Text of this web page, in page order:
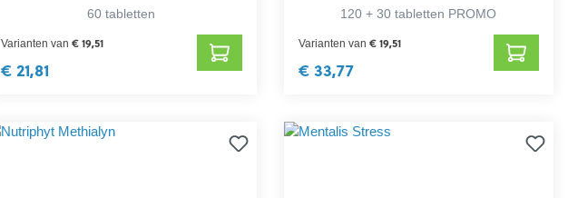
60 tabletten
Varianten van€ 19,51
€ 21,81
120 + 30 tabletten PROMO
Varianten van € 19,51
€ 33,77